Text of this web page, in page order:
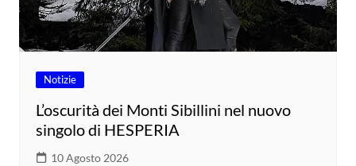
Notizie
L’oscurità dei Monti Sibillini nel nuovo
singolo di HESPERIA
10 Agosto 2026